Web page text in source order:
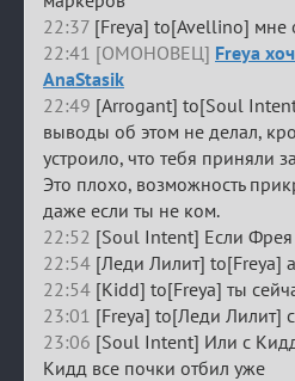
22:37 [Freya] to[Avellino] мне
22:41 [ОМОНОВЕЦ] Freya
AnaStasik
22:49 [Arrogant] to[Soul
выводы об этом не делал,
устроило, что тебя приняли
Это плохо, возможность
даже если ты не ком.
22:52 [Soul Intent] Если
22:54 [Леди Лилит] to[Freya]
22:54 [Kidd] to[Freya] ты
23:01 [Freya] to[Леди Лилит]
23:06 [Soul Intent] Или с
Кидд все почки отбил уже